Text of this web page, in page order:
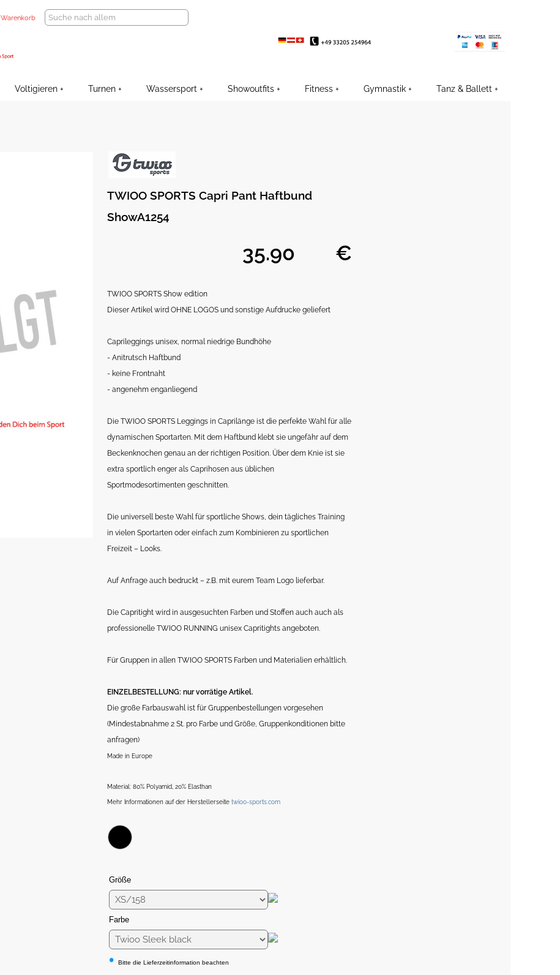
Warenkorb
EE
Voltigieren Turnen Wassersport Showoutfits Fitness Gymnastik Tanz & Ballett
TWIOO SPORTS Capri Pant Haftbund
ShowA1254
€
TWIOO SPORTS Show edition
Dieser Artikel wird OHNE LOGOS und sonstige Aufdrucke geliefert
Caprileggings unisex, normal niedrige Bundhöhe
- Anitrutsch Haftbund
- keine Frontnaht
- angenehm enganliegend
Die TWIOO SPORTS Leggings in Caprilänge ist die perfekte Wahl für alle
dynamischen Sportarten. Mit dem Haftbund klebt sie ungefähr auf dem
Beckenknochen genau an der richtigen Position. Über dem Knie ist sie
extra sportlich enger als Caprihosen aus üblichen
Sportmodesortimenten geschnitten.
Die universell beste Wahl für sportliche Shows, dein tägliches Training
in vielen Sportarten oder einfach zum Kombinieren zu sportlichen
Freizeit – Looks.
Auf Anfrage auch bedruckt – z.B. mit eurem Team Logo lieferbar.
Die Capritight wird in ausgesuchten Farben und Stoffen auch auch als
professionelle TWIOO RUNNING unisex Capritights angeboten.
Für Gruppen in allen TWIOO SPORTS Farben und Materialien erhältlich.
EINZELBESTELLUNG: nur vorrätige Artikel.
Die große Farbauswahl ist für Gruppenbestellungen vorgesehen
(Mindestabnahme 2 St. pro Farbe und Größe, Gruppenkonditionen bitte
anfragen)
Made in Europe
Material: 80% Polyamid, 20% Elasthan
Mehr Informationen auf der Herstellerseite twioo-sports.com
Größe
Farbe
• Bitte die Lieferzeitinformation beachten